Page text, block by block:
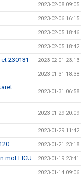
2023-02-08 09:05
2023-02-06 16:15
2023-02-05 18:46
2023-02-05 18:42
230131 2023-02-01 23:13
2023-01-31 18:38
2023-01-31 06:58
2023-01-29 20:09
2023-01-29 11:42
2023-01-21 23:18
mot LIGU 2023-01-19 23:41
2023-01-14 09:06